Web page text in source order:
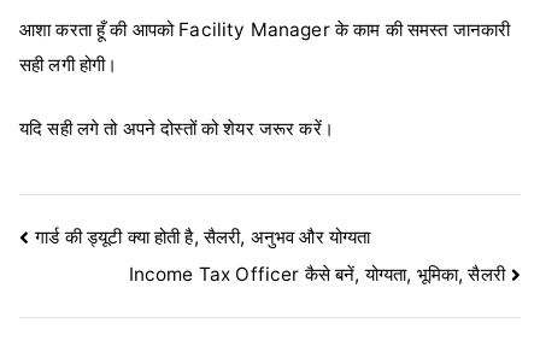
आशा करता हूँ की आपको Facility Manager के काम की समस्त जानकारी
सही लगी होगी।
यदि सही लगे तो अपने दोस्तों को शेयर जरूर करें।
Post
navigation
गार्ड की ड्यूटी क्या होती है, सैलरी, अनुभव और योग्यता
Income Tax Officer कैसे बनें, योग्यता, भूमिका, सैलरी